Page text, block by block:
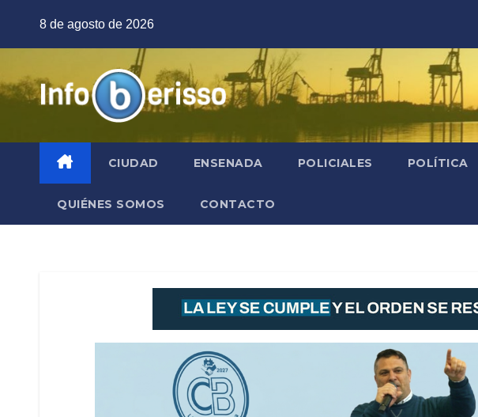
8 de agosto de 2026
CIUDAD ENSENADA POLICIALES POLÍTICA
QUIÉNES SOMOS CONTACTO